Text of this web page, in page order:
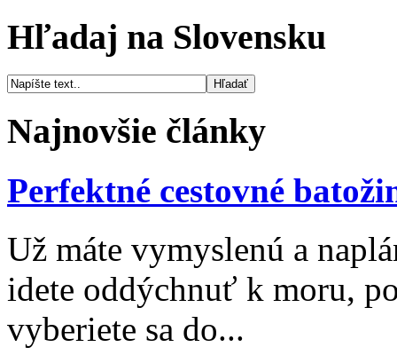
Hľadaj na Slovensku
Najnovšie články
Perfektné cestovné
Už máte vymyslenú a
idete oddýchnuť k moru,
vyberiete sa do...